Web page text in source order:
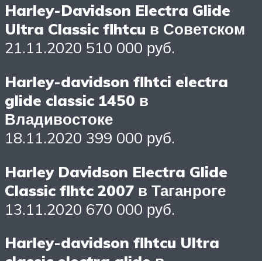
Harley-Davidson Electra Glide
Ultra Classic flhtcu в Советском
21.11.2020 510 000 руб.
Harley-davidson flhtci electra
glide classic 1450 в
Владивостоке
18.11.2020 399 000 руб.
Harley Davidson Electra Glide
Classic flhtc 2007 в Таганроге
13.11.2020 670 000 руб.
Harley-davidson flhtcu Ultra